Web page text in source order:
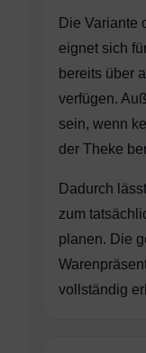
Die Variante
eignet sich
bereits über
verfügen.
sein, wenn
der Theke
Dadurch
zum
planen. Die
vollständig